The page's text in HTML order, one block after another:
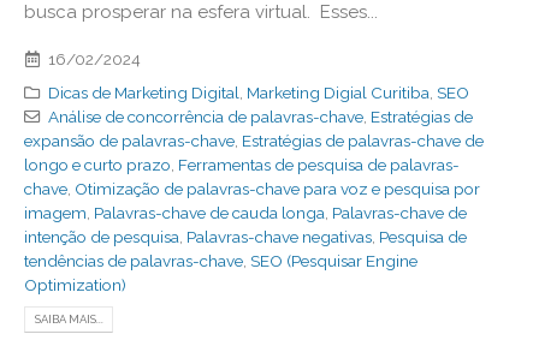
busca prosperar na esfera virtual. Esses...
16/02/2024
Dicas de Marketing Digital Marketing Digial Curitiba SEO
Análise de concorrência de palavras-chave, Estratégias de
expansão de palavras-chave Estratégias de palavras-chave de
longo e curto prazo Ferramentas de pesquisa de palavras-
chave Otimização de palavras-chave para voz e pesquisa por
imagem Palavras-chave de cauda longa Palavras-chave de
intenção de pesquisa Palavras-chave negativas Pesquisa de
tendências de palavras-chave SEO (Pesquisar Engine
Optimization)
SAIBA MAIS...